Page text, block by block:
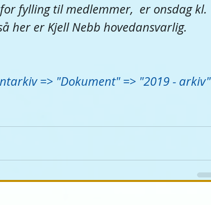
fylling til medlemmer,  er onsdag kl.
her er Kjell Nebb hovedansvarlig.
=> "Dokument" => "2019 - arkiv"